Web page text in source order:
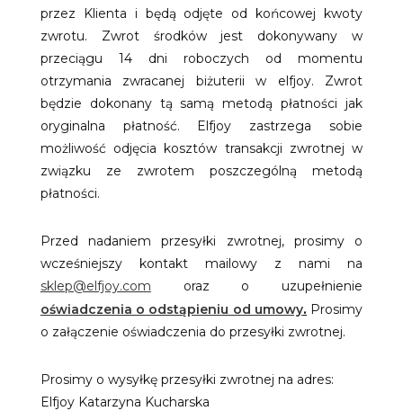
przez Klienta i będą odjęte od końcowej kwoty
zwrotu. Zwrot środków jest dokonywany w
przeciągu 14 dni roboczych od momentu
otrzymania zwracanej biżuterii w elfjoy. Zwrot
będzie dokonany tą samą metodą płatności jak
oryginalna płatność. Elfjoy zastrzega sobie
możliwość odjęcia kosztów transakcji zwrotnej w
związku ze zwrotem poszczególną metodą
płatności.
Przed nadaniem przesyłki zwrotnej, prosimy o
wcześniejszy kontakt mailowy z nami na
sklep@elfjoy.com oraz o uzupełnienie
oświadczenia o odstąpieniu od umowy. Prosimy
o załączenie oświadczenia do przesyłki zwrotnej.
Prosimy o wysyłkę przesyłki zwrotnej na adres:
Elfjoy Katarzyna Kucharska